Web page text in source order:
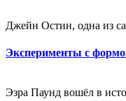
Джейн Остин, одна из
Эксперименты с
Эзра Паунд вошёл в